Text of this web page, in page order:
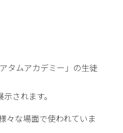
タムアカデミー」の生徒
されます。
々な場面で使われていま